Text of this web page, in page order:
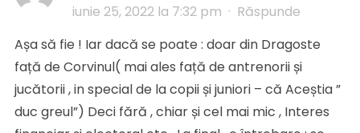
iunie 25, 2022 la 7:32 pm · Răspunde
Așa să fie ! Iar dacă se poate : doar din Dragoste
față de Corvinul( mai ales față de antrenorii și
jucătorii , in special de la copii și juniori – că Aceștia ”
duc greul”) Deci fără , chiar și cel mai mic , Interes